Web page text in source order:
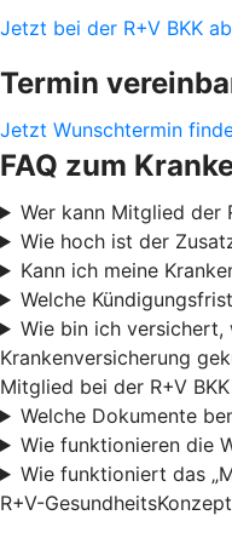
Jetzt bei der R+V BKK
Termin
Jetzt Wunschtermin
FAQ zum
Wer kann Mitglied der
Wie hoch ist der
Kann ich meine
Welche
Wie bin ich versichert,
Krankenversicherung
Mitglied bei der R+V
Welche Dokumente
Wie funktionieren die
Wie funktioniert das
R+V-